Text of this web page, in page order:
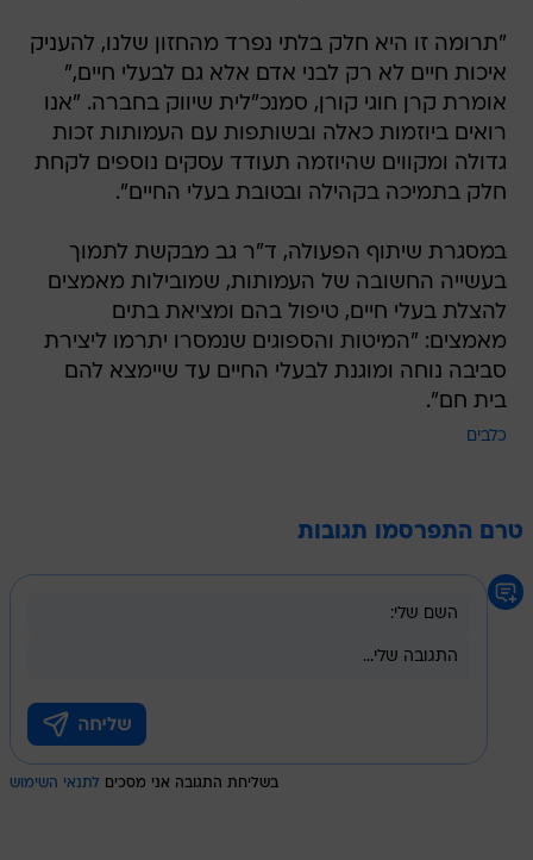
"תרומה זו היא חלק בלתי נפרד מהחזון שלנו, להעניק
איכות חיים לא רק לבני אדם אלא גם לבעלי חיים,"
אומרת קרן חוגי קורן, סמנכ"לית שיווק בחברה. "אנו
רואים ביוזמות כאלה ובשותפות עם העמותות זכות
גדולה ומקווים שהיוזמה תעודד עסקים נוספים לקחת
חלק בתמיכה בקהילה ובטובת בעלי החיים".
במסגרת שיתוף הפעולה, ד"ר גב מבקשת לתמוך
בעשייה החשובה של העמותות, שמובילות מאמצים
להצלת בעלי חיים, טיפול בהם ומציאת בתים
מאמצים: "המיטות והספוגים שנמסרו יתרמו ליצירת
סביבה נוחה ומוגנת לבעלי החיים עד שיימצא להם
בית חם".
כלבים
טרם התפרסמו תגובות
בשליחת התגובה אני מסכים לתנאי השימוש